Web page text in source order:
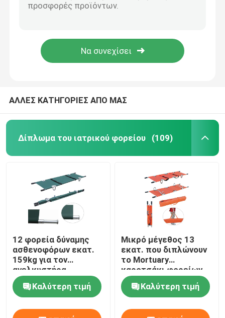
ΑΛΛΕΣ ΚΑΤΗΓΟΡΙΕΣ ΑΠΟ ΜΑΣ
Δίπλωμα του ιατρικού φορείου (109)
12 φορεία δύναμης
ασθενοφόρων εκατ.
159kg για τον
ανελκυστήρα
ασθενοφόρων για την
περιποίηση κανενός
διπλώματος
Καλύτερη τιμή
Μικρό μέγεθος 13
εκατ. που διπλώνουν
το Mortuary
καροτσάκι φορείων
Καλύτερη τιμή